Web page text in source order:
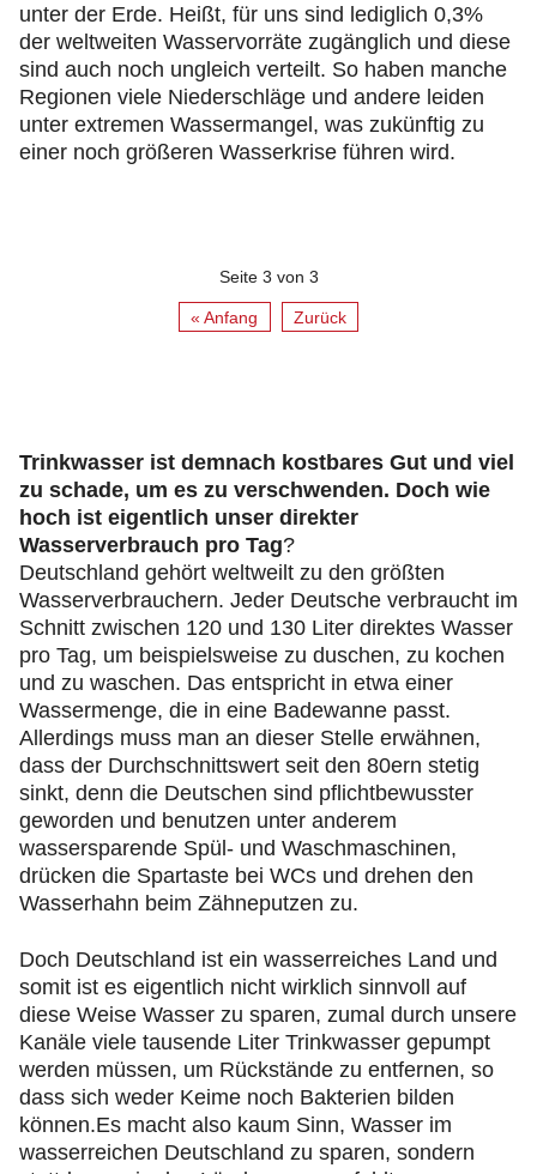
unter der Erde. Heißt, für uns sind lediglich 0,3%
der weltweiten Wasservorräte zugänglich und diese
sind auch noch ungleich verteilt. So haben manche
Regionen viele Niederschläge und andere leiden
unter extremen Wassermangel, was zukünftig zu
einer noch größeren Wasserkrise führen wird.
Seite 3 von 3
« Anfang Zurück
Trinkwasser ist demnach kostbares Gut und viel
zu schade, um es zu verschwenden. Doch wie
hoch ist eigentlich unser direkter
Wasserverbrauch pro Tag?
Deutschland gehört weltweilt zu den größten
Wasserverbrauchern. Jeder Deutsche verbraucht im
Schnitt zwischen 120 und 130 Liter direktes Wasser
pro Tag, um beispielsweise zu duschen, zu kochen
und zu waschen. Das entspricht in etwa einer
Wassermenge, die in eine Badewanne passt.
Allerdings muss man an dieser Stelle erwähnen,
dass der Durchschnittswert seit den 80ern stetig
sinkt, denn die Deutschen sind pflichtbewusster
geworden und benutzen unter anderem
wassersparende Spül- und Waschmaschinen,
drücken die Spartaste bei WCs und drehen den
Wasserhahn beim Zähneputzen zu.
Doch Deutschland ist ein wasserreiches Land und
somit ist es eigentlich nicht wirklich sinnvoll auf
diese Weise Wasser zu sparen, zumal durch unsere
Kanäle viele tausende Liter Trinkwasser gepumpt
werden müssen, um Rückstände zu entfernen, so
dass sich weder Keime noch Bakterien bilden
können.Es macht also kaum Sinn, Wasser im
wasserreichen Deutschland zu sparen, sondern